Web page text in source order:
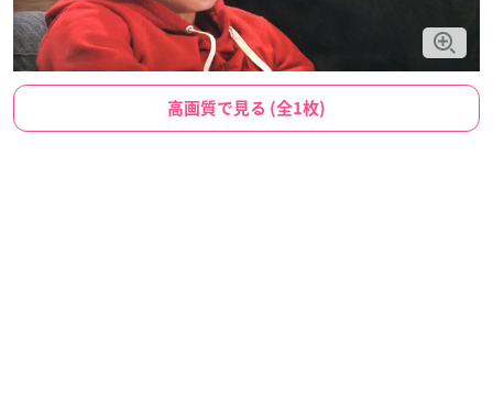
高画質で見る (全1枚)